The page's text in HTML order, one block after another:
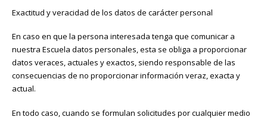
Exactitud y veracidad de los datos de carácter personal
En caso en que la persona interesada tenga que comunicar a
nuestra Escuela datos personales, esta se obliga a proporcionar
datos veraces, actuales y exactos, siendo responsable de las
consecuencias de no proporcionar información veraz, exacta y
actual.
En todo caso, cuando se formulan solicitudes por cualquier medio